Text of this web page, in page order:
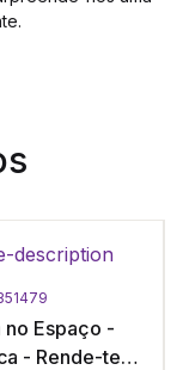
no Espaço -
- Rende-te